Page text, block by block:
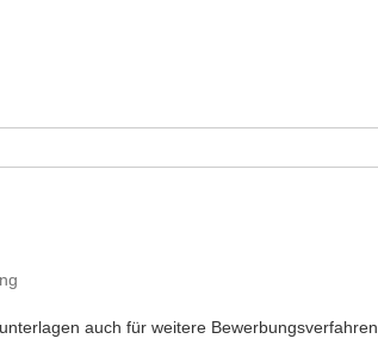
auch für weitere Bewerbungsverfahren